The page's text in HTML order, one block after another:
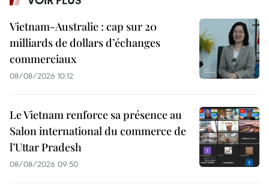
Vietnam-Australie : cap sur 20
milliards de dollars d’échanges
commerciaux
08/08/2026 10:12
Le Vietnam renforce sa présence au
Salon international du commerce de
l’Uttar Pradesh
08/08/2026 09:50